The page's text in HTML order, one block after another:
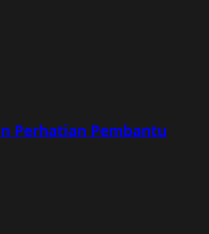
Perhatian Pembantu